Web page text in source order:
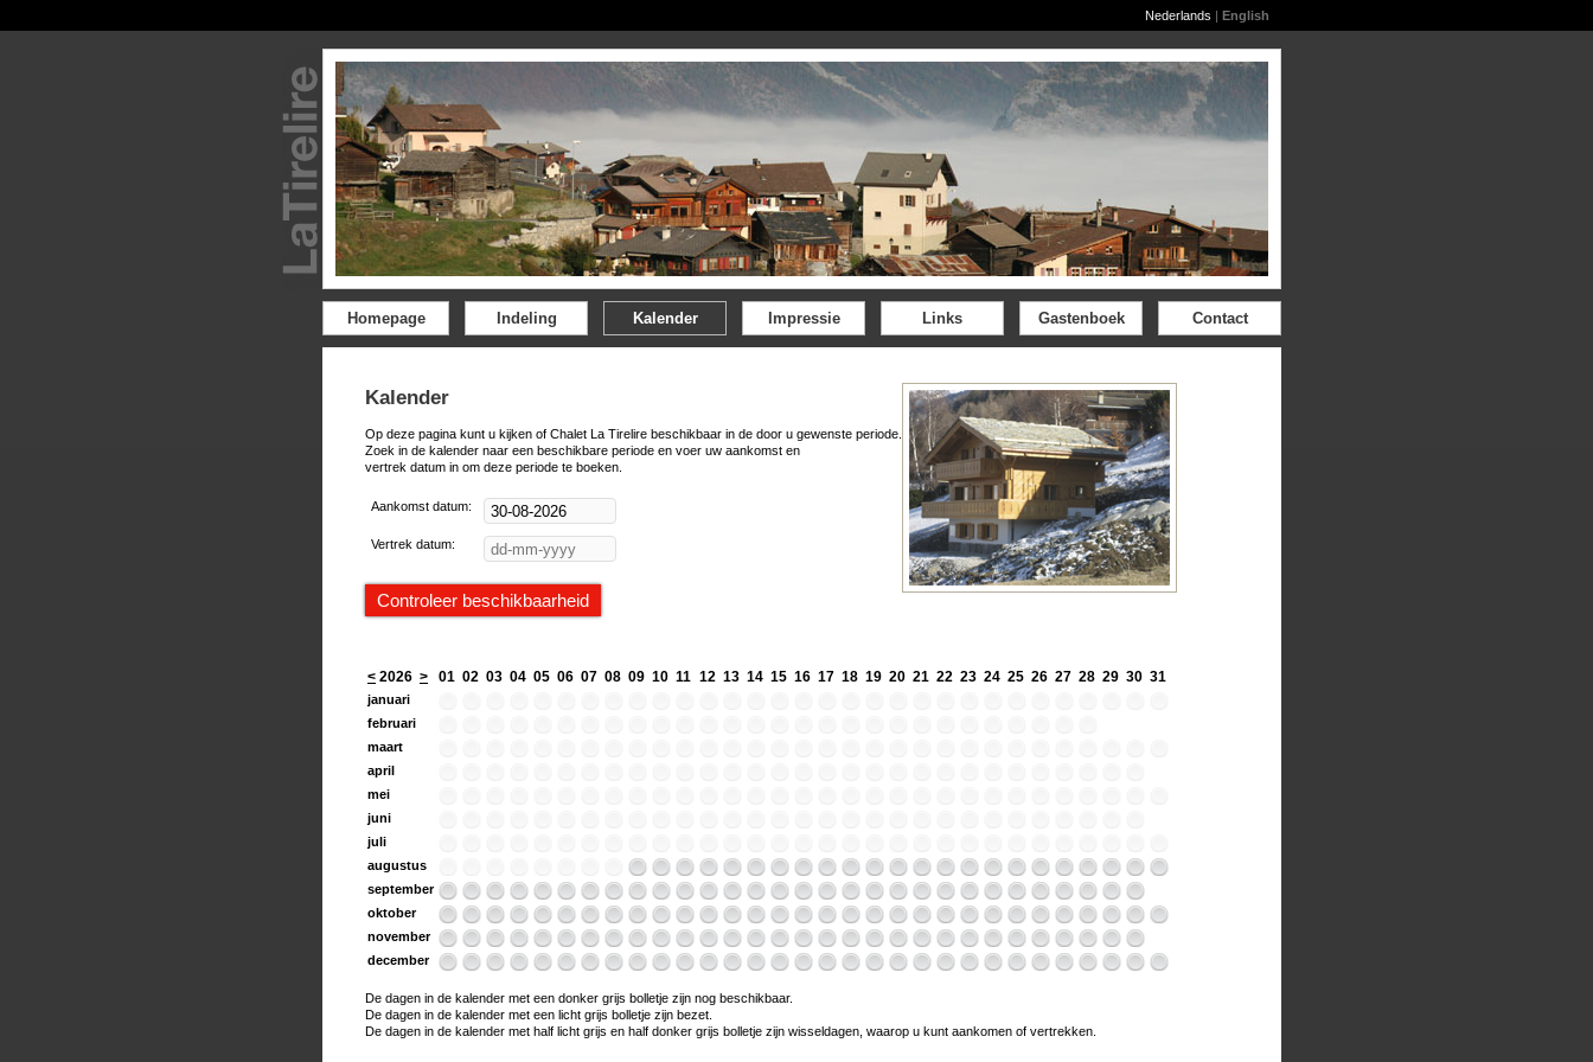
Nederlands | English
Homepage Indeling Kalender Impressie Links Gastenboek Contact
Kalender
Op deze pagina kunt u kijken of Chalet La Tirelire beschikbaar in de door u gewenste periode.
Zoek in de kalender naar een beschikbare periode en voer uw aankomst en
vertrek datum in om deze periode te boeken.
Aankomst datum:
Vertrek datum:
< 2026 > 01 02 03 04 05 06 07 08 09 10 11 12 13 14 15 16 17 18 19 20 21 22 23 24 25 26 27 28 29 30 31
januari
februari
maart
april
mei
juni
juli
augustus
september
oktober
november
december
De dagen in de kalender met een donker grijs bolletje zijn nog beschikbaar.
De dagen in de kalender met een licht grijs bolletje zijn bezet.
De dagen in de kalender met half licht grijs en half donker grijs bolletje zijn wisseldagen, waarop u kunt aankomen of vertrekken.